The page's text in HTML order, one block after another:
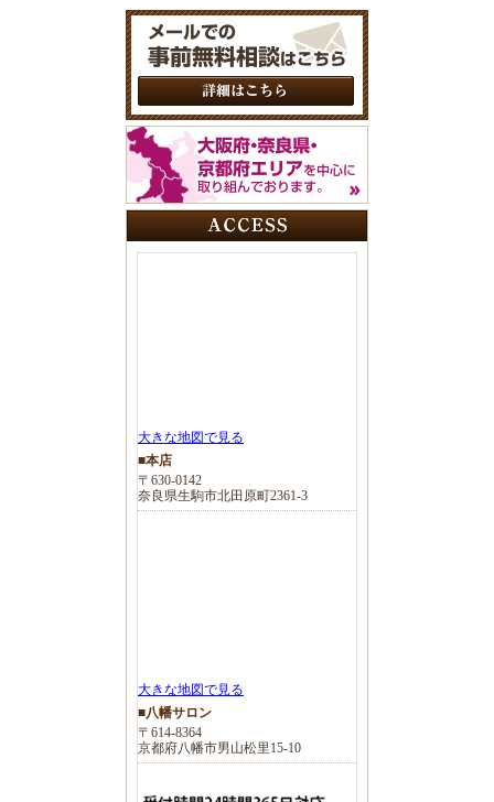
大きな地図で見る
■本店
〒630-0142
奈良県生駒市北田原町2361-3
大きな地図で見る
■八幡サロン
〒614-8364
京都府八幡市男山松里15-10